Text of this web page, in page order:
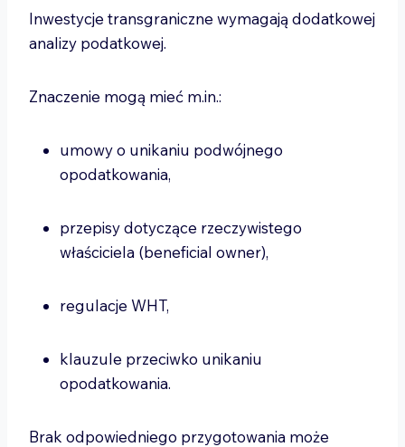
Inwestycje transgraniczne wymagają dodatkowej
analizy podatkowej.
Znaczenie mogą mieć m.in.:
umowy o unikaniu podwójnego
opodatkowania,
przepisy dotyczące rzeczywistego
właściciela (beneficial owner),
regulacje WHT,
klauzule przeciwko unikaniu
opodatkowania.
Brak odpowiedniego przygotowania może